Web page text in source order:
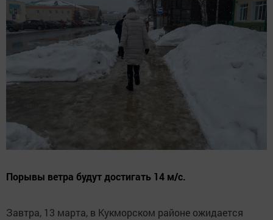
Порывы ветра будут достигать 14 м/с.
Завтра, 13 марта, в Кукморском районе ожидается